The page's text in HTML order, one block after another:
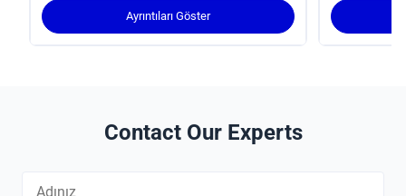
Ayrıntıları Göster
Contact Our Experts